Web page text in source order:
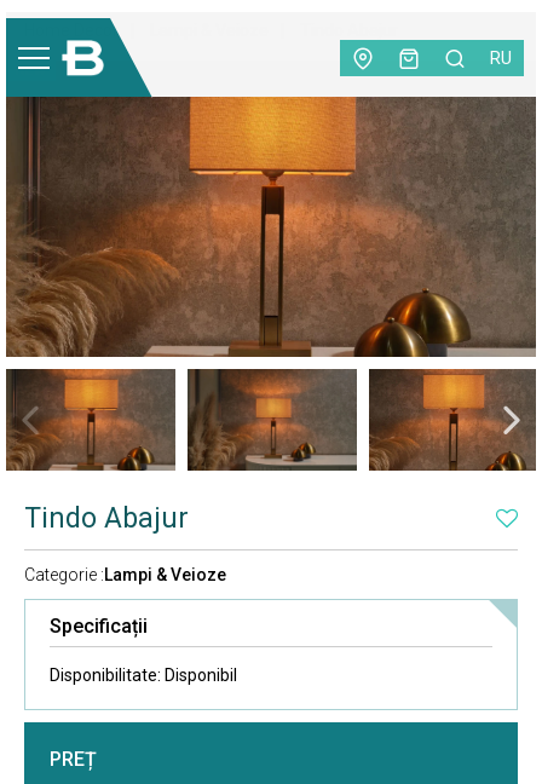
RU
Home Decor
NEW
Tindo Abajur
Categorie :Lampi & Veioze
Specificații
Disponibilitate: Disponibil
PREȚ